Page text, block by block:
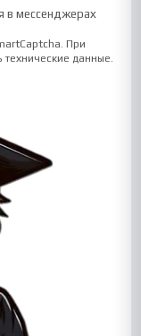
в мессенджерах
При
данные.